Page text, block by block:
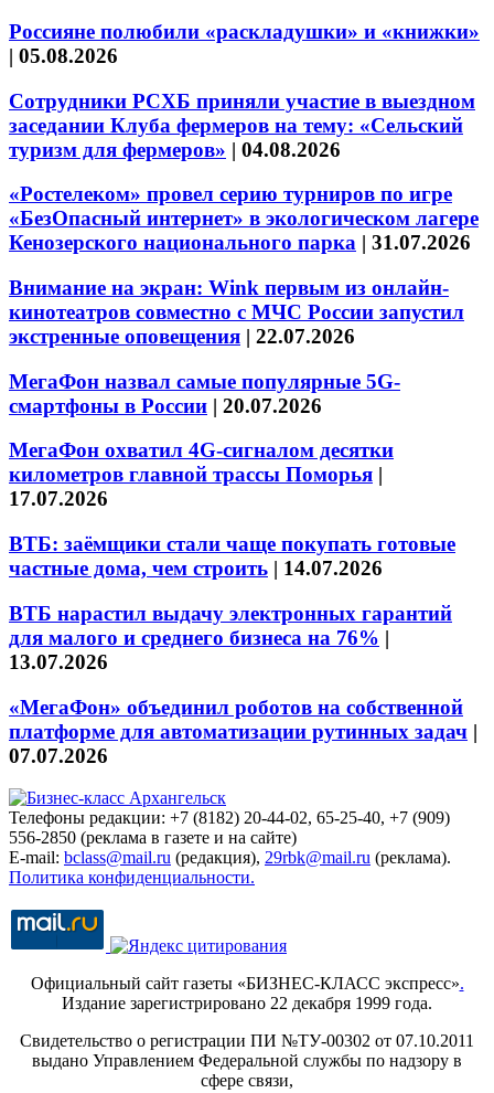
Россияне полюбили «раскладушки» и «книжки»
| 05.08.2026
Сотрудники РСХБ приняли участие в выездном
заседании Клуба фермеров на тему: «Сельский
туризм для фермеров» | 04.08.2026
«Ростелеком» провел серию турниров по игре
«БезОпасный интернет» в экологическом лагере
Кенозерского национального парка | 31.07.2026
Внимание на экран: Wink первым из онлайн-
кинотеатров совместно с МЧС России запустил
экстренные оповещения | 22.07.2026
МегаФон назвал самые популярные 5G-
смартфоны в России | 20.07.2026
МегаФон охватил 4G-сигналом десятки
километров главной трассы Поморья |
17.07.2026
ВТБ: заёмщики стали чаще покупать готовые
частные дома, чем строить | 14.07.2026
ВТБ нарастил выдачу электронных гарантий
для малого и среднего бизнеса на 76% |
13.07.2026
«МегаФон» объединил роботов на собственной
платформе для автоматизации рутинных задач |
07.07.2026
Телефоны редакции: +7 (8182) 20-44-02, 65-25-40, +7 (909)
556-2850 (реклама в газете и на сайте)
E-mail: bclass@mail.ru (редакция), 29rbk@mail.ru (реклама).
Политика конфиденциальности.
Официальный сайт газеты «БИЗНЕС-КЛАСС экспресс».
Издание зарегистрировано 22 декабря 1999 года.
Свидетельство о регистрации ПИ №ТУ-00302 от 07.10.2011
выдано Управлением Федеральной службы по надзору в
сфере связи,